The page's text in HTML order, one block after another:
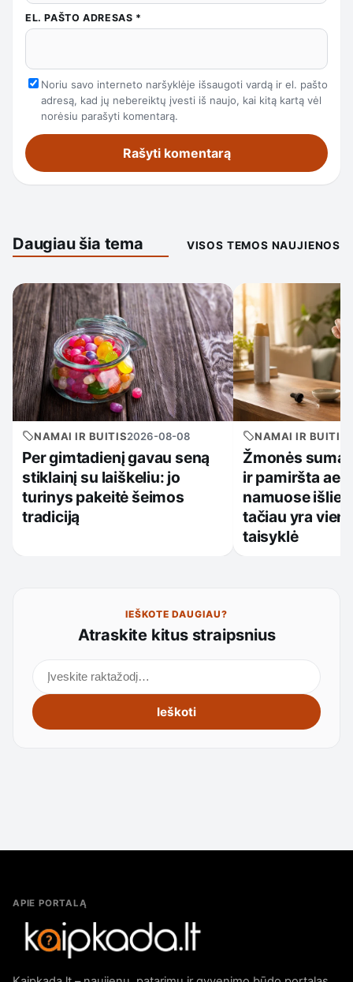
EL. PAŠTO ADRESAS *
Noriu savo interneto naršyklėje išsaugoti vardą ir el. pašto
adresą, kad jų nebereiktų įvesti iš naujo, kai kitą kartą vėl
norėsiu parašyti komentarą.
Daugiau šia tema VISOS TEMOS NAUJIENOS
NAMAI IR BUITIS2026-08-08
Per gimtadienį gavau seną
stiklainį su laiškeliu: jo
turinys pakeitė šeimos
tradiciją
NAMAI IR BUITIS
Žmonės
ir pamiršta
namuose
tačiau yra
taisyklė
IEŠKOTE DAUGIAU?
Atraskite kitus straipsnius
Ieškoti
APIE PORTALĄ